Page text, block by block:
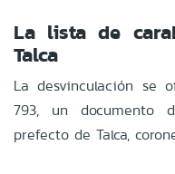
La lista de
Talca
La desvinculación se
793, un documento
prefecto de Talca,